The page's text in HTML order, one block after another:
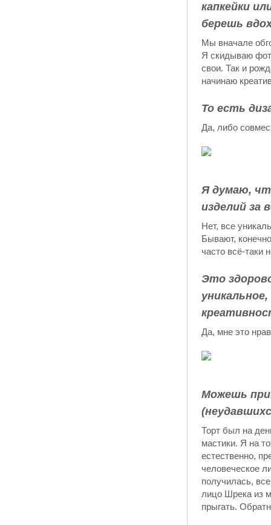
капкейки
берешь
Мы вначале
Я скидываю
свои. Так и
начинаю
То есть
Да, либо
Я думаю,
изделий за
Нет, все
Бывают,
часто всё-таки
Это
Да, мне это
Можешь
Торт был на
мастики. Я на
естественно,
человеческое
получилась,
лицо Шрека из
прыгать.